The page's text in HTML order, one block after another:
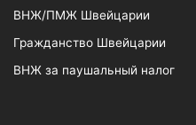
ВНЖ/ПМЖ Швейцарии
Гражданство Швейцарии
ВНЖ за паушальный налог